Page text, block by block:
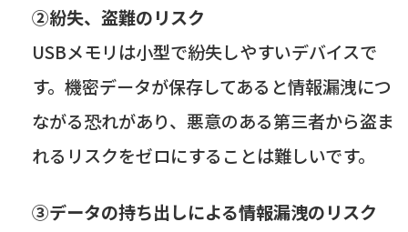
②紛失、盗難のリスク
USBメモリは小型で紛失しやすいデバイスで
す。機密データが保存してあると情報漏洩につ
ながる恐れがあり、悪意のある第三者から盗ま
れるリスクをゼロにすることは難しいです。
③データの持ち出しによる情報漏洩のリスク